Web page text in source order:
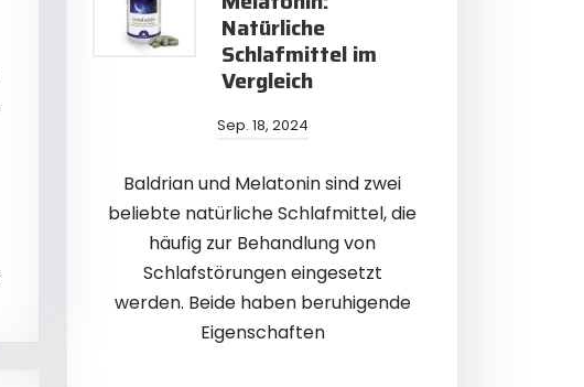
Natürliche
Schlafmittel im
Vergleich
Sep. 18, 2024
Baldrian und Melatonin sind zwei
beliebte natürliche Schlafmittel, die
häufig zur Behandlung von
Schlafstörungen eingesetzt
werden. Beide haben beruhigende
Eigenschaften